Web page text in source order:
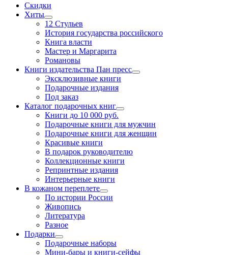
Скидки
Хиты
12 Стульев
История государства российского
Книга власти
Мастер и Маргарита
Романовы
Книги издательства Пан пресс
Эксклюзивные книги
Подарочные издания
Под заказ
Каталог подарочных книг
Книги до 10 000 руб.
Подарочные книги для мужчин
Подарочные книги для женщин
Красивые книги
В подарок руководителю
Коллекционные книги
Репринтные издания
Интерьерные книги
В кожаном переплете
По истории России
Живопись
Литература
Разное
Подарки
Подарочные наборы
Мини-бары и книги-сейфы